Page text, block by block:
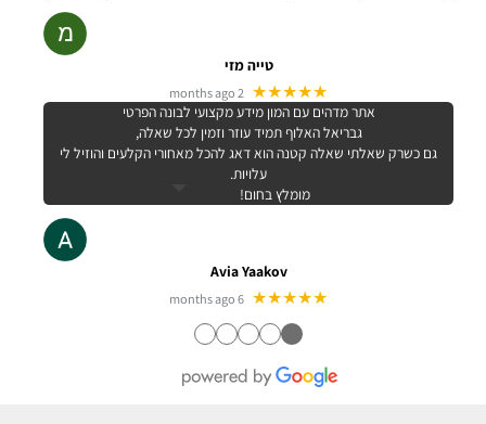
טייה מזי
★★★★★
2 months ago
אתר מדהים עם המון מידע מקצועי לבונה הפרטי
גבריאל האלוף תמיד עוזר וזמין לכל שאלה,
גם כשרק שאלתי שאלה קטנה הוא דאג להכל מאחורי הקלעים והוזיל לי
עלויות.
מומלץ בחום!
Avia Yaakov
★★★★★
6 months ago
●
●
●
●
●